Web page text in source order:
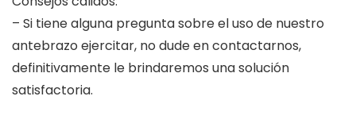
– Si tiene alguna pregunta sobre el uso de nuestro
antebrazo ejercitar, no dude en contactarnos,
definitivamente le brindaremos una solución
satisfactoria.